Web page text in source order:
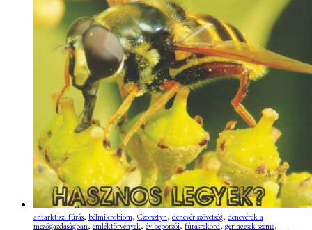
antarktiszi fúrás, bélmikrobiom, Czorsztyn, denevér-szövetség, denevérek a
mezőgazdaságban, emléktörvények, év beporzói, fúrásrekord, gerincesek szeme,